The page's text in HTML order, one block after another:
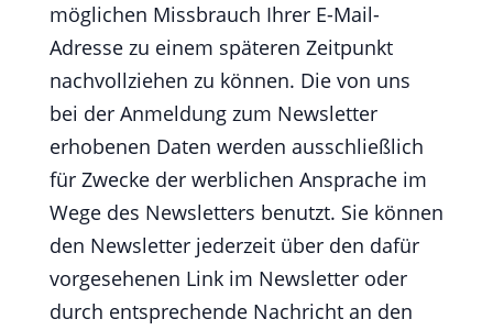
möglichen Missbrauch Ihrer E-Mail-
Adresse zu einem späteren Zeitpunkt
nachvollziehen zu können. Die von uns
bei der Anmeldung zum Newsletter
erhobenen Daten werden ausschließlich
für Zwecke der werblichen Ansprache im
Wege des Newsletters benutzt. Sie können
den Newsletter jederzeit über den dafür
vorgesehenen Link im Newsletter oder
durch entsprechende Nachricht an den